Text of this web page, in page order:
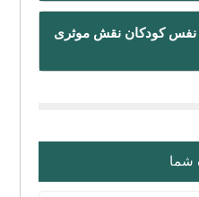
نفس کودکان نقش موثری
شما